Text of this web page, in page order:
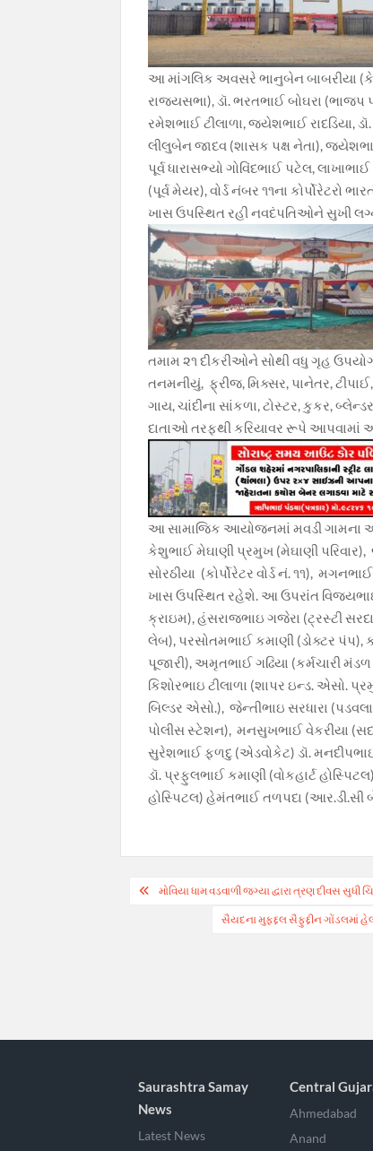
આ માંગલિક અવસરે ભાનુબેન બાબરીયા
રાજ્યસભા), ડૉ. ભરતભાઈ બોઘરા
રમેશભાઈ ટીલાળા, જયેશભાઈ રાદડિયા,
લીલુબેન જાદવ (શાસક પક્ષ નેતા), જયેશભાઈ
પૂર્વ ધારાસભ્યો ગોવિંદભાઈ પટેલ,
(પૂર્વ મેયર), વોર્ડ નંબર ૧૧ના કોર્પોરેટરો
ખાસ ઉપસ્થિત રહી નવદંપતિઓને સુખી
તમામ ૨૧ દીકરીઓને સોથી વધુ ગૃહ
તનમનીયું, ફ્રીજ, મિક્સર, પાનેતર, ટીપાઈ,
ગાય, ચાંદીના સાંકળા, ટોસ્ટર, કુકર,
દાતાઓ તરફથી કરિયાવર રૂપે આપવામાં
આ સામાજિક આયોજનમાં મવડી ગામના
કેશુભાઈ મેઘાણી પ્રમુખ (મેઘાણી
સોરઠીયા (કોર્પોરેટર વોર્ડ નં. ૧૧),
ખાસ ઉપસ્થિત રહેશે. આ ઉપરાંત વિજયભાઈ
ક્રાઇમ), હંસરાજભાઇ ગજેરા (ટ્રસ્ટી
લેબ), પરસોતમભાઈ કમાણી (ડોક્ટર પંપ),
પૂજારી), અમૃતભાઈ ગઢિયા (કર્મચારી
કિશોરભાઇ ટીલાળા (શાપર ઇન્ડ. એસો.
બિલ્ડર એસો.), જેન્તીભાઇ સરધારા
પોલીસ સ્ટેશન), મનસુખભાઈ વેકરીયા
સુરેશભાઈ ફળદુ (એડવોકેટ) ડૉ. મનદીપભાઈ
ડૉ. પ્રફુલભાઈ કમાણી (વોકહાર્ટ
હોસ્પિટલ) હેમંતભાઈ તળપદા
Post
navigation
મોવિયા ધામ વડવાળી જગ્યા દ્વારા ત્રણ દીવસ
સૈયદના મુફદ્દલ સૈફુદ્દીન ગોંડલમાં
Saurashtra Samay
News
Latest News
Central
Ahmedabad
Anand